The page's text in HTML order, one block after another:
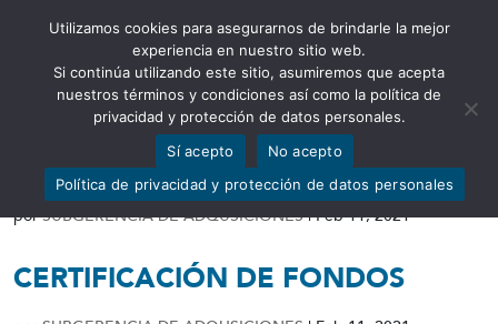
Abrir barra de herramientas
RESOLUCIÓN DE INICIO
porSUBGERENCIA DE ADQUSICIONES|Feb 11, 2021
CERTIFICACIÓN DE FONDOS
Utilizamos cookies para asegurarnos de brindarle la mejor
experiencia en nuestro sitio web.
Si continúa utilizando este sitio, asumiremos que acepta
nuestros términos y condiciones así como la política de
privacidad y protección de datos personales.
Sí acepto
No acepto
Política de privacidad y protección de datos personales